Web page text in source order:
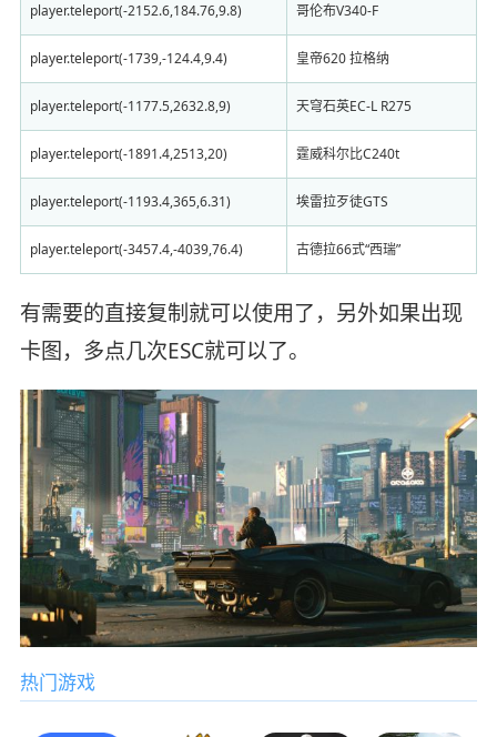
player.teleport(-2152.6,184.76,9.8) 哥伦布V340-F
player.teleport(-1739,-124.4,9.4) 皇帝620 拉格纳
player.teleport(-1177.5,2632.8,9) 天穹石英EC-L R275
player.teleport(-1891.4,2513,20) 霆威科尔比C240t
player.teleport(-1193.4,365,6.31) 埃雷拉歹徒GTS
player.teleport(-3457.4,-4039,76.4) 古德拉66式“西瑞”
有需要的直接复制就可以使用了，另外如果出现
卡图，多点几次ESC就可以了。
热门游戏